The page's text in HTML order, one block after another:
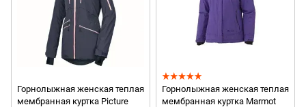
Горнолыжная женская теплая
мембранная куртка Picture
Горнолыжная женская теплая
мембранная куртка Marmot